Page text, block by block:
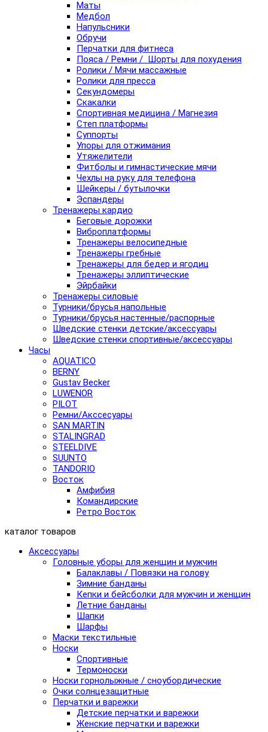
Маты
Медбол
Напульсники
Обручи
Перчатки для фитнеса
Пояса / Ремни / Шорты для похудения
Ролики / Мячи массажные
Ролики для пресса
Секундомеры
Скакалки
Спортивная медицина / Магнезия
Степ платформы
Суппорты
Упоры для отжимания
Утяжелители
Фитболы и гимнастические мячи
Чехлы на руку для телефона
Шейкеры / бутылочки
Эспандеры
Тренажеры кардио
Беговые дорожки
Виброплатформы
Тренажеры велосипедные
Тренажеры гребные
Тренажеры для бедер и ягодиц
Тренажеры эллиптические
Эйрбайки
Тренажеры силовые
Турники/брусья напольные
Турники/брусья настенные/распорные
Шведские стенки детские/аксессуары
Шведские стенки спортивные/аксессуары
Часы
AQUATICO
BERNY
Gustav Becker
LUWENOR
PILOT
Pемни/Акссесуары
SAN MARTIN
STALINGRAD
STEELDIVE
SUUNTO
TANDORIO
Восток
Амфибия
Командирские
Ретро Восток
каталог товаров
Аксессуары
Головные уборы для женщин и мужчин
Балаклавы / Повязки на голову
Зимние банданы
Кепки и бейсболки для мужчин и женщин
Летние банданы
Шапки
Шарфы
Маски текстильные
Носки
Спортивные
Термоноски
Носки горнолыжные / сноубордические
Очки солнцезащитные
Перчатки и варежки
Детские перчатки и варежки
Женские перчатки и варежки